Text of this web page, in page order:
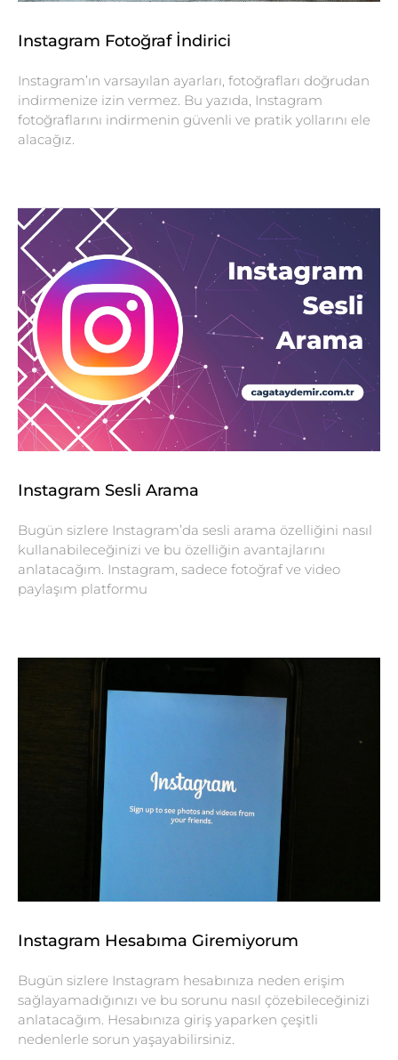
Instagram Fotoğraf İndirici
Instagram’ın varsayılan ayarları, fotoğrafları doğrudan
indirmenize izin vermez. Bu yazıda, Instagram
fotoğraflarını indirmenin güvenli ve pratik yollarını ele
alacağız.
Instagram Sesli Arama
Bugün sizlere Instagram’da sesli arama özelliğini nasıl
kullanabileceğinizi ve bu özelliğin avantajlarını
anlatacağım. Instagram, sadece fotoğraf ve video
paylaşım platformu
Instagram Hesabıma Giremiyorum
Bugün sizlere Instagram hesabınıza neden erişim
sağlayamadığınızı ve bu sorunu nasıl çözebileceğinizi
anlatacağım. Hesabınıza giriş yaparken çeşitli
nedenlerle sorun yaşayabilirsiniz.